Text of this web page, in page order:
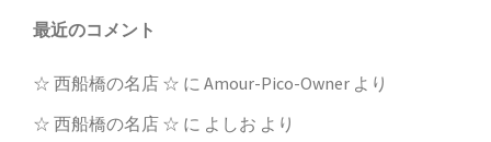
最近のコメント
☆ 西船橋の名店 ☆ に Amour-Pico-Owner より
☆ 西船橋の名店 ☆ に よしお より